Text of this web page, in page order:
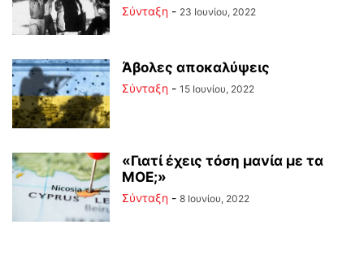
Σύνταξη - 23 Ιουνίου, 2022
Άβολες αποκαλύψεις
Σύνταξη - 15 Ιουνίου, 2022
«Γιατί έχεις τόση μανία με τα
ΜΟΕ;»
Σύνταξη - 8 Ιουνίου, 2022